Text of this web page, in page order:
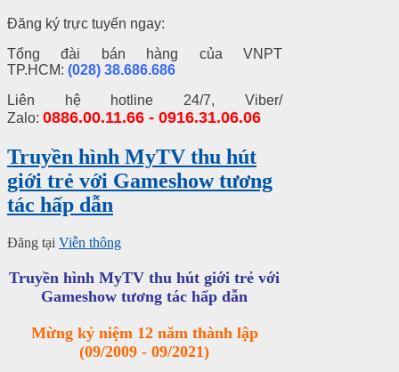
Đăng ký trực tuyến ngay:
Tổng đài bán hàng của VNPT
TP.HCM: (028) 38.686.686
Liên hệ hotline 24/7, Viber/
Zalo: 0886.00.11.66 - 0916.31.06.06
Truyền hình MyTV thu hút
giới trẻ với Gameshow tương
tác hấp dẫn
Đăng tại Viễn thông
Truyền hình MyTV thu hút giới trẻ với
Gameshow tương tác hấp dẫn
Mừng kỷ niệm 12 năm thành lập
(09/2009 - 09/2021)